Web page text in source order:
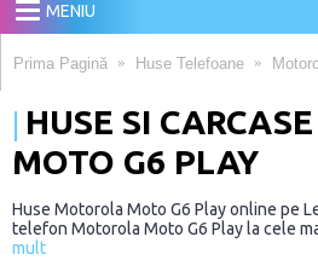
MENIU
Prima Pagină Huse Telefoane
HUSE SI
MOTO G6 PLAY
Huse Motorola Moto G6 Play online pe
telefon Motorola Moto G6 Play la cele
mult